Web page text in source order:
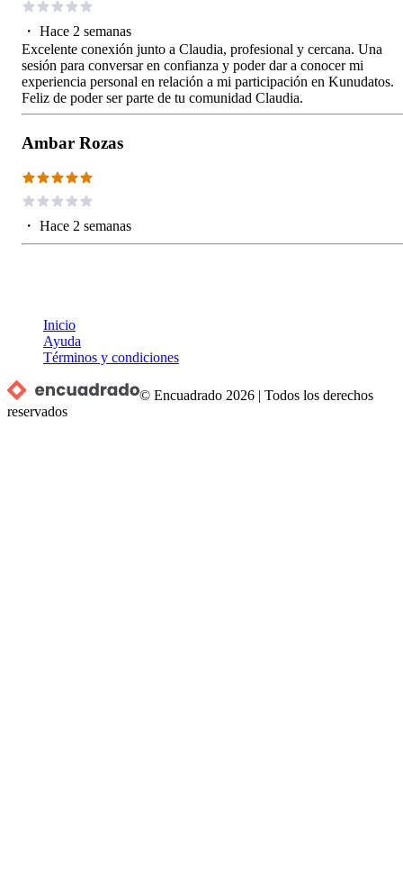
・ Hace 2 semanas
Excelente conexión junto a Claudia, profesional y cercana. Una
sesión para conversar en confianza y poder dar a conocer mi
experiencia personal en relación a mi participación en Kunudatos.
Feliz de poder ser parte de tu comunidad Claudia.
Ambar Rozas
・ Hace 2 semanas
Inicio
Ayuda
Términos y condiciones
© Encuadrado 2026 |Todos los derechos
reservados